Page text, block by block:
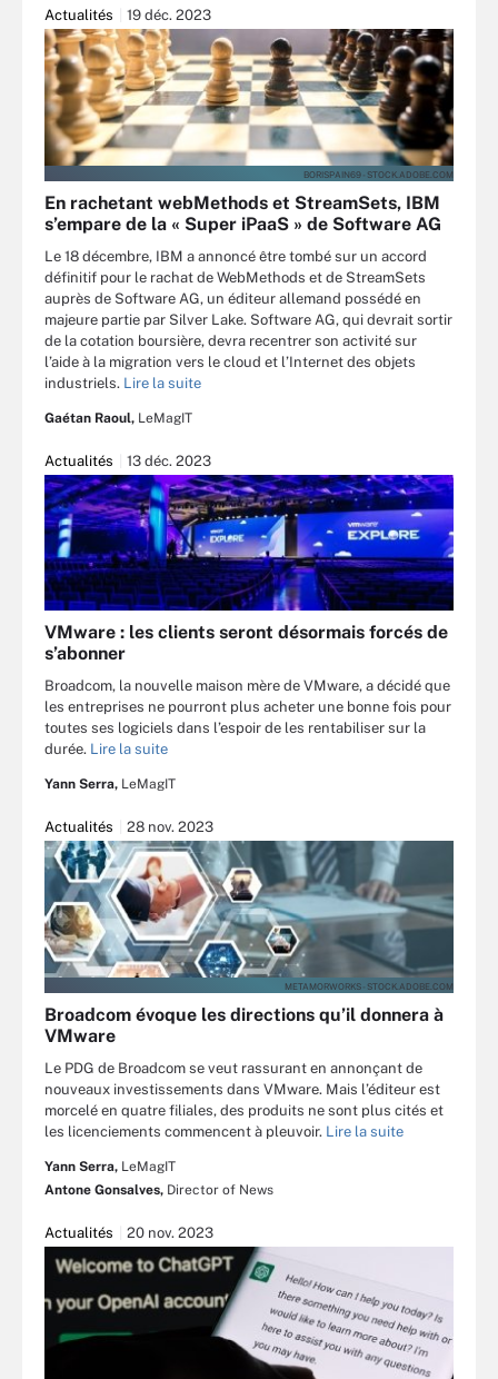
Actualités 19 déc. 2023
BORISPAIN69 - STOCK.ADOBE.COM
En rachetant webMethods et StreamSets, IBM
s’empare de la « Super iPaaS » de Software AG
Le 18 décembre, IBM a annoncé être tombé sur un accord
définitif pour le rachat de WebMethods et de StreamSets
auprès de Software AG, un éditeur allemand possédé en
majeure partie par Silver Lake. Software AG, qui devrait sortir
de la cotation boursière, devra recentrer son activité sur
l’aide à la migration vers le cloud et l’Internet des objets
industriels. Lire la suite
Gaétan Raoul, LeMagIT
Actualités 13 déc. 2023
VMware : les clients seront désormais forcés de
s’abonner
Broadcom, la nouvelle maison mère de VMware, a décidé que
les entreprises ne pourront plus acheter une bonne fois pour
toutes ses logiciels dans l’espoir de les rentabiliser sur la
durée. Lire la suite
Yann Serra, LeMagIT
Actualités 28 nov. 2023
METAMORWORKS - STOCK.ADOBE.COM
Broadcom évoque les directions qu’il donnera à
VMware
Le PDG de Broadcom se veut rassurant en annonçant de
nouveaux investissements dans VMware. Mais l’éditeur est
morcelé en quatre filiales, des produits ne sont plus cités et
les licenciements commencent à pleuvoir. Lire la suite
Yann Serra, LeMagIT
Antone Gonsalves, Director of News
Actualités 20 nov. 2023